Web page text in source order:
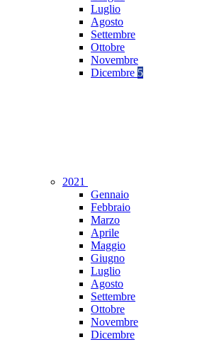
Luglio
Agosto
Settembre
Ottobre
Novembre
Dicembre 5
2021
Gennaio
Febbraio
Marzo
Aprile
Maggio
Giugno
Luglio
Agosto
Settembre
Ottobre
Novembre
Dicembre